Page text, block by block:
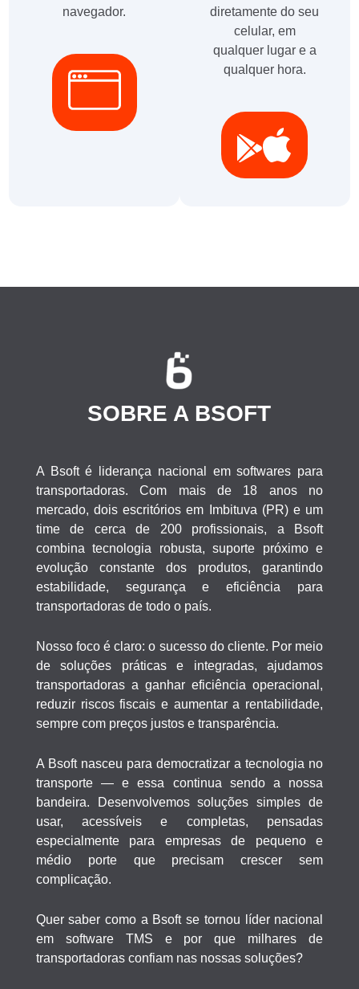
navegador.
diretamente do seu
celular, em
qualquer lugar e a
qualquer hora.
SOBRE A BSOFT
A Bsoft é liderança nacional emsoftwares para
transportadoras. Com mais de 18 anos no
mercado, dois escritórios em Imbituva (PR) e um
time de cerca de 200 profissionais, a Bsoft
combinatecnologia robusta, suporte próximo e
evolução constante dos produtos, garantindo
estabilidade, segurança e eficiência para
transportadoras de todo o país.
Nosso foco é claro:o sucesso do cliente. Por meio
de soluções práticas e integradas, ajudamos
transportadoras a ganhar eficiência operacional,
reduzir riscos fiscais e aumentar a rentabilidade,
sempre com preços justos e transparência.
A Bsoft nasceu para democratizar a tecnologia no
transporte — e essa continua sendo a nossa
bandeira. Desenvolvemos soluçõessimples de
usar, acessíveis e completas, pensadas
especialmente para empresas de pequeno e
médio porteque precisam crescer sem
complicação.
Quer saber como a Bsoft se tornou líder nacional
em software TMS e por que milhares de
transportadoras confiam nas nossas soluções?